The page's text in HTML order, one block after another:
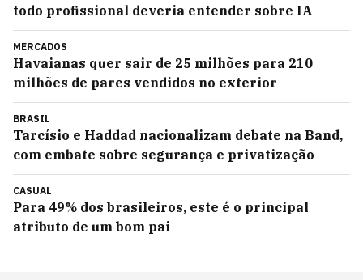
todo profissional deveria entender sobre IA
MERCADOS
Havaianas quer sair de 25 milhões para 210
milhões de pares vendidos no exterior
BRASIL
Tarcísio e Haddad nacionalizam debate na Band,
com embate sobre segurança e privatização
CASUAL
Para 49% dos brasileiros, este é o principal
atributo de um bom pai